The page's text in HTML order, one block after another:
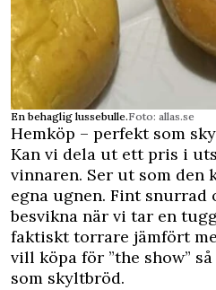
En behaglig lussebulle.Foto: allas.se
Hemköp – perfekt som
Kan vi dela ut ett pris i
vinnaren. Ser ut som den
egna ugnen. Fint
besvikna när vi tar en
faktiskt torrare jämfört
vill köpa för ”the show”
som skyltbröd.